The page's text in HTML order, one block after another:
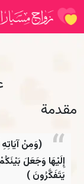
مقدمة
(وَمِنْ
إِلَيْهَا وَجَعَلَ
يَتَفَكَّرُونَ )